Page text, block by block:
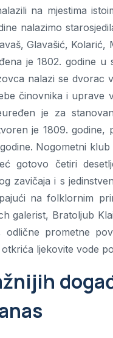
na mjestima
nalazimo
Glavašić,
je 1802. godine
nalazi se
činovnika i uprave
je za
je 1809. godine,
Nogometni
gotovo četiri
zavičaja i s
na folklornim
galerist, Bratoljub
odlične prometne
ljekovite vode